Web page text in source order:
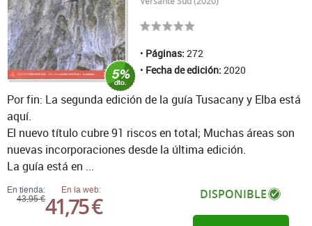
Páginas: 272
Fecha de edición: 2020
En tienda:
43,95 €
En la web:
41,75 € DISPONIBLE
Por fin: La segunda edición de la guía Tusacany y Elba está
aquí.
El nuevo título cubre 91 riscos en total; Muchas áreas son
nuevas incorporaciones desde la última edición.
La guía está en ...